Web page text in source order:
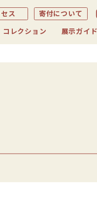
ス 寄付について
コレクション 展示ガイド